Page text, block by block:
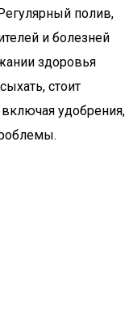
полив,
и болезней
здоровья
стоит
удобрения,